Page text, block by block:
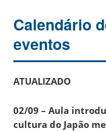
Calendário
eventos
ATUALIZADO
02/09 – Aula
cultura do Japão